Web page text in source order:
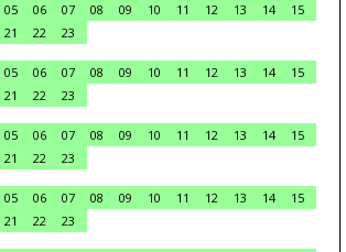
05 06 07 08 09 10 11 12 13 14
15
21 22
23
05 06 07 08 09 10 11 12 13 14
15
21 22
23
05 06 07 08 09 10 11 12 13 14
15
21 22
23
05 06 07 08 09 10 11 12 13 14
15
21 22
23